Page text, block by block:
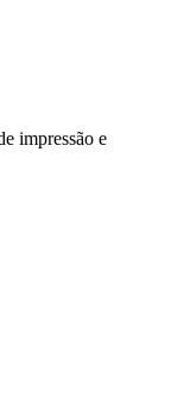
impressão e